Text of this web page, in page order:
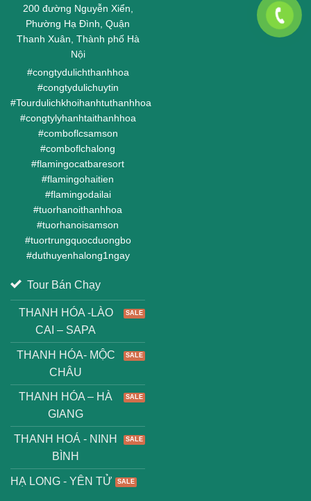
200 đường Nguyễn Xiển,
Phường Hạ Đình, Quận
Thanh Xuân, Thành phố Hà
Nội
#congtydulichthanhhoa
#congtydulichuytin
#Tourdulichkhoihanhtuthanhhoa
#congtylyhanhtaithanhhoa
#comboflcsamson
#comboflchalong
#flamingocatbaresort
#flamingohaitien
#flamingodailai
#tuorhanoithanhhoa
#tuorhanoisamson
#tuortrungquocduongbo
#duthuyenhalong1ngay
Tour Bán Chạy
THANH HÓA -LÀO
CAI – SAPA
THANH HÓA- MỘC
CHÂU
THANH HÓA – HÀ
GIANG
THANH HOÁ - NINH
BÌNH
HẠ LONG - YÊN TỬ